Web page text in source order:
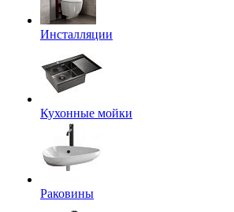
Инсталляции
Кухонные мойки
Раковины